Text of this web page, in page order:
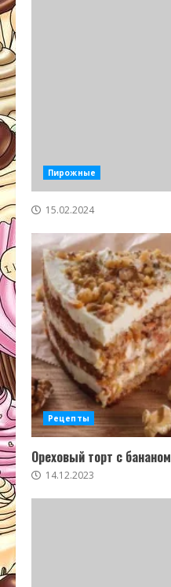
Пирожные
15.02.2024
Рецепты
Ореховый торт с бананом
14.12.2023